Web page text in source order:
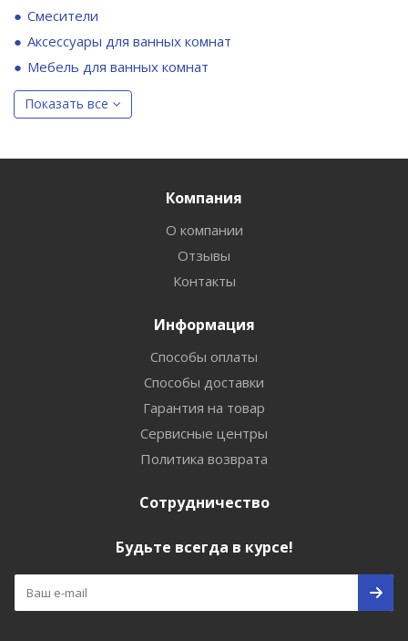
Смесители
Аксессуары для ванных комнат
Мебель для ванных комнат
Показать все
Компания
О компании
Отзывы
Контакты
Информация
Способы оплаты
Способы доставки
Гарантия на товар
Сервисные центры
Политика возврата
Сотрудничество
Будьте всегда в курсе!